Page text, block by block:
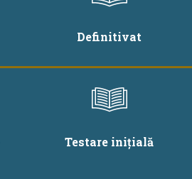
Definitivat
Testare inițială